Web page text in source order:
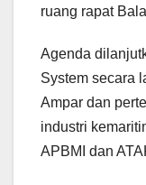
ruang rapat
Agenda
System secara
Ampar dan
industri
APBMI dan